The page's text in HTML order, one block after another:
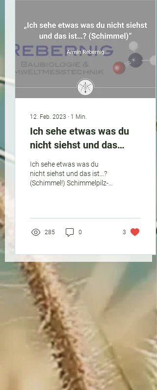
12. Feb. 2023 ∙ 1 Min.
Ich sehe etwas was du
nicht siehst und das
ist...? (Schimmel!)
Ich sehe etwas was du
nicht siehst und das ist…?
(Schimmel!) Schimmel­pilz­
285 0 3